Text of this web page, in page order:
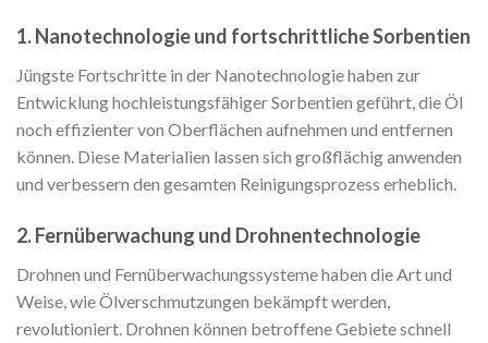
1. Nanotechnologie und fortschrittliche Sorbentien
Jüngste Fortschritte in der Nanotechnologie haben zur
Entwicklung hochleistungsfähiger Sorbentien geführt, die Öl
noch effizienter von Oberflächen aufnehmen und entfernen
können. Diese Materialien lassen sich großflächig anwenden
und verbessern den gesamten Reinigungsprozess erheblich.
2. Fernüberwachung und Drohnentechnologie
Drohnen und Fernüberwachungssysteme haben die Art und
Weise, wie Ölverschmutzungen bekämpft werden,
revolutioniert. Drohnen können betroffene Gebiete schnell